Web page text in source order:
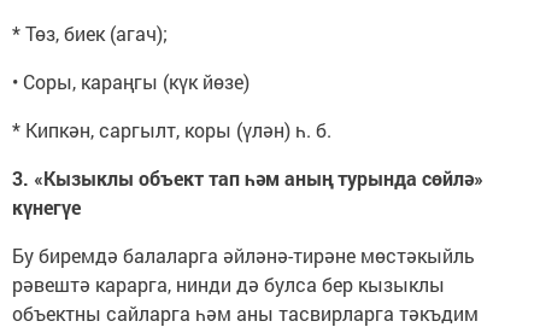
* Төз, биек (агач);
• Соры, караңгы (күк йөзе)
* Кипкән, саргылт, коры (үлән) һ. б.
3. «Кызыклы объект тап һәм аның турында сөйлә»
күнегүе
Бу биремдә балаларга әйләнә-тирәне мөстәкыйль
рәвештә карарга, нинди дә булса бер кызыклы
объектны сайларга һәм аны тасвирларга тәкъдим